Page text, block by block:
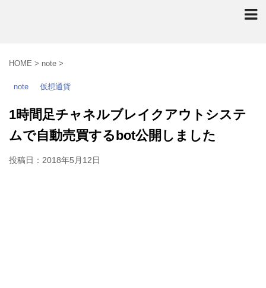
HOME > note >
note 仮想通貨
1時間足チャネルブレイクアウトシステ
ムで自動売買するbot公開しました
投稿日： 2018年5月12日